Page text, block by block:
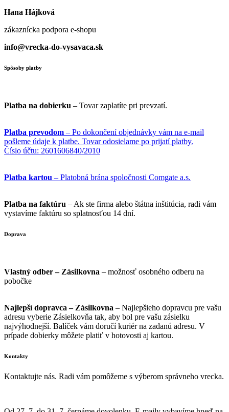
Hana Hájková
zákaznícka podpora e-shopu
info@vrecka-do-vysavaca.sk
Spôsoby platby
Platba na dobierku – Tovar zaplatíte pri prevzatí.
Platba prevodom – Po dokončení objednávky vám na e-mail
pošleme údaje k platbe. Tovar odosielame po prijatí platby.
Číslo účtu: 2601606840/2010
Platba kartou – Platobná brána spoločnosti Comgate a.s.
Platba na faktúru – Ak ste firma alebo štátna inštitúcia, radi vám
vystavíme faktúru so splatnosťou 14 dní.
Doprava
Vlastný odber – Zásilkovna – možnosť osobného odberu na
pobočke
Najlepší dopravca – Zásilkovna – Najlepšieho dopravcu pre vašu
adresu vyberie Zásielkovňa tak, aby bol pre vašu zásielku
najvýhodnejší. Balíček vám doručí kuriér na zadanú adresu. V
prípade dobierky môžete platiť v hotovosti aj kartou.
Kontakty
Kontaktujte nás. Radi vám pomôžeme s výberom správneho vrecka.